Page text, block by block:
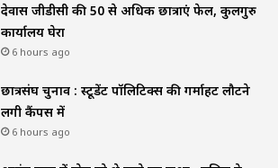
देवास जीडीसी की 50 से अधिक छात्राएं फेल, कुलगुरु
कार्यालय घेरा
6 hours ago
छात्रसंघ चुनाव : स्टूडेंट पॉलिटिक्स की गर्माहट लौटने
लगी कैंपस में
6 hours ago